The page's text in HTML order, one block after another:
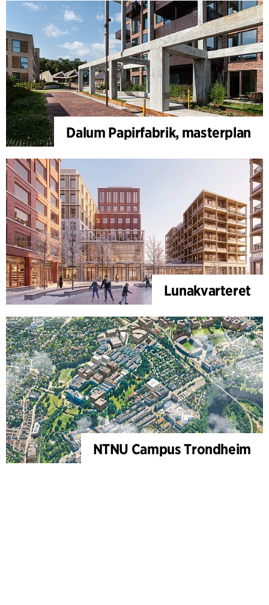
Dalum Papirfabrik, masterplan
Lunakvarteret
NTNU Campus Trondheim